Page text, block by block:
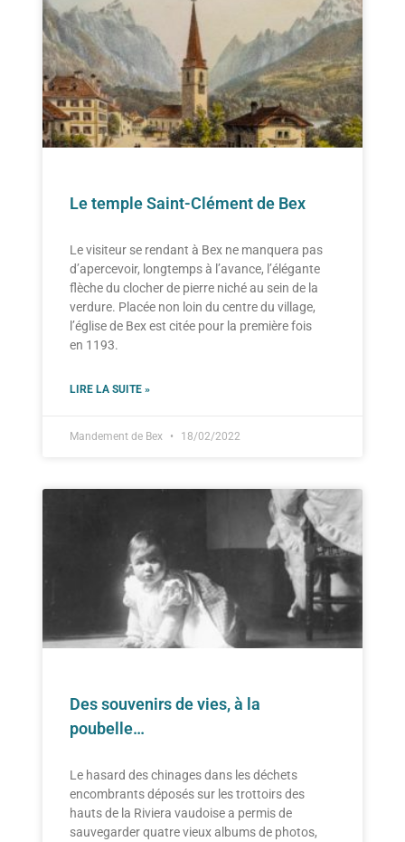
Le temple Saint-Clément de Bex
Le visiteur se rendant à Bex ne manquera pas
d’apercevoir, longtemps à l’avance, l’élégante
flèche du clocher de pierre niché au sein de la
verdure. Placée non loin du centre du village,
l’église de Bex est citée pour la première fois
en 1193.
LIRE LA SUITE »
Mandement de Bex 18/02/2022
Des souvenirs de vies, à la
poubelle…
Le hasard des chinages dans les déchets
encombrants déposés sur les trottoirs des
hauts de la Riviera vaudoise a permis de
sauvegarder quatre vieux albums de photos,